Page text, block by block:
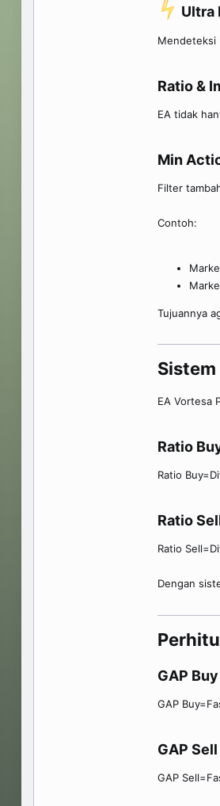
Ultra
Mendeteksi
Ratio &
EA tidak
Min
Filter
Contoh:
Tujuannya
EA Vortesa
Ratio
Ratio
Ratio
Ratio
Dengan
GAP Buy​
GAP
GAP Sell​
GAP